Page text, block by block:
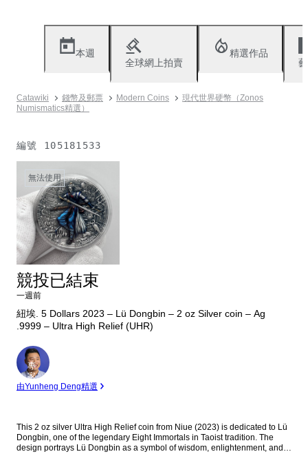
本週
全球網上拍賣
精選作品
Catawiki 錢幣及郵票 Modern Coins
現代世界硬幣（Zonos
Numismatics精選）
編號 105181533
無法使用
競投已結束
一週前
紐埃. 5 Dollars 2023 – Lü Dongbin – 2 oz Silver coin – Ag
.9999 – Ultra High Relief (UHR)
專
家
由Yunheng Deng精選
This 2 oz silver Ultra High Relief coin from Niue (2023) is dedicated to Lü
Dongbin, one of the legendary Eight Immortals in Taoist tradition. The
design portrays Lü Dongbin as a symbol of wisdom, enlightenment, and